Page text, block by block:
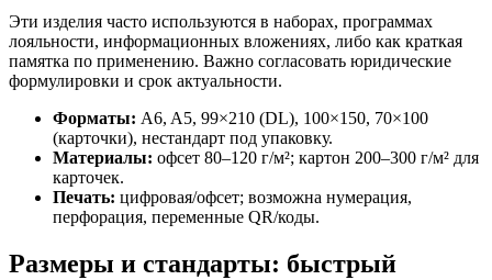
Эти изделия часто используются в наборах, программах
лояльности, информационных вложениях, либо как краткая
памятка по применению. Важно согласовать юридические
формулировки и срок актуальности.
Форматы: A6, A5, 99×210 (DL), 100×150, 70×100
(карточки), нестандарт под упаковку.
Материалы: офсет 80–120 г/м²; картон 200–300 г/м² для
карточек.
Печать: цифровая/офсет; возможна нумерация,
перфорация, переменные QR/коды.
Размеры и стандарты: быстрый